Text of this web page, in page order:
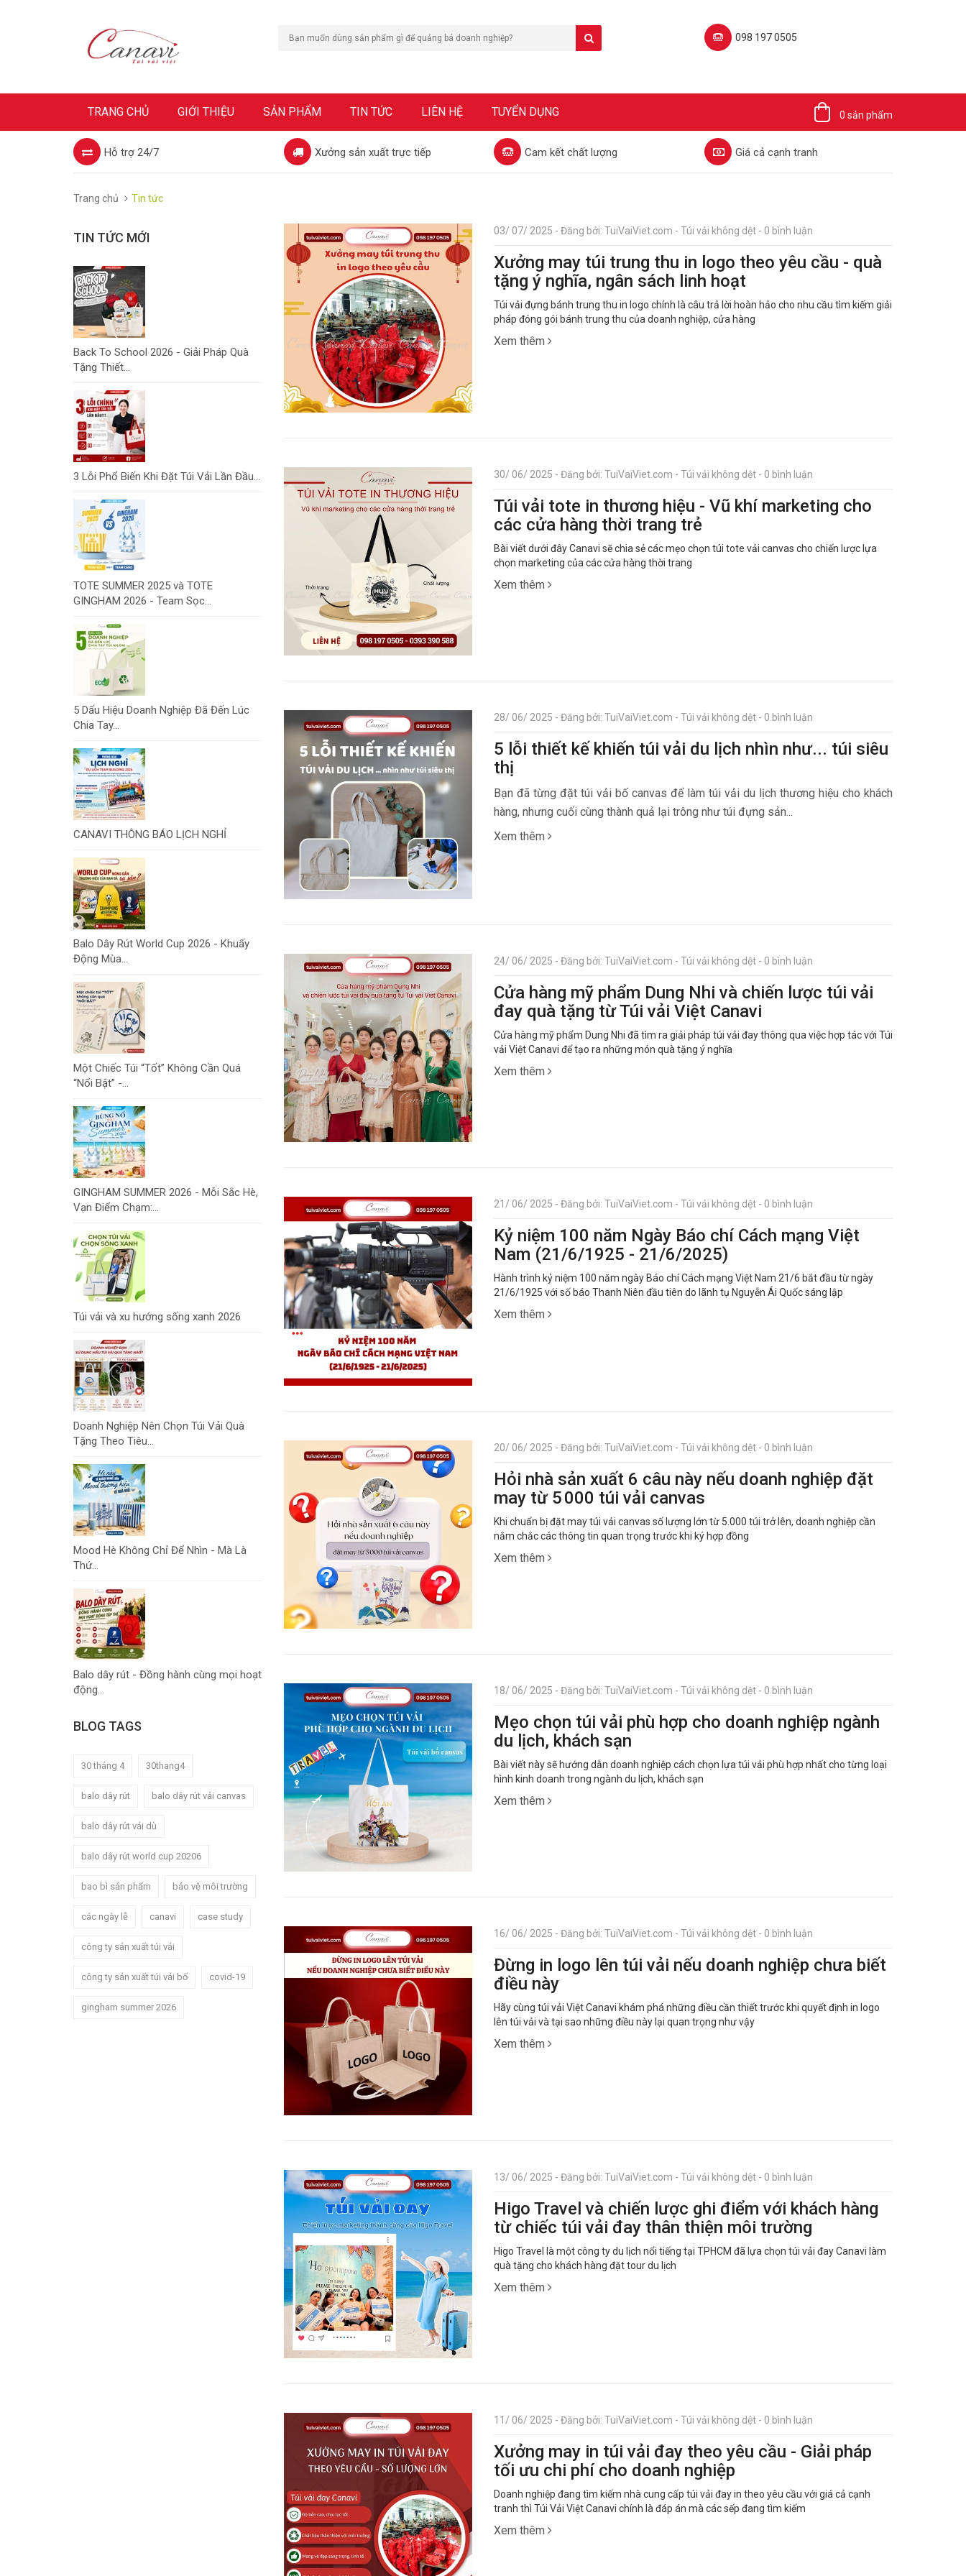
098 197 0505‬
TRANG CHỦ GIỚI THIỆU SẢN PHẨM TIN TỨC LIÊN HỆ TUYỂN DỤNG 0 sản phẩm
Hỗ trợ 24/7 Xưởng sản xuất trực tiếp Cam kết chất lượng Giá cả cạnh tranh
Trang chủ Tin tức
TIN TỨC MỚI
Back To School 2026 - Giải Pháp Quà
Tặng Thiết...
3 Lỗi Phổ Biến Khi Đặt Túi Vải Lần Đầu...
TOTE SUMMER 2025 và TOTE
GINGHAM 2026 - Team Sọc...
5 Dấu Hiệu Doanh Nghiệp Đã Đến Lúc
Chia Tay...
CANAVI THÔNG BÁO LỊCH NGHỈ
Balo Dây Rút World Cup 2026 - Khuấy
Động Mùa...
Một Chiếc Túi “Tốt” Không Cần Quá
“Nổi Bật” -...
GINGHAM SUMMER 2026 - Mỗi Sắc Hè,
Vạn Điểm Chạm:...
Túi vải và xu hướng sống xanh 2026
Doanh Nghiệp Nên Chọn Túi Vải Quà
Tặng Theo Tiêu...
Mood Hè Không Chỉ Để Nhìn - Mà Là
Thứ...
Balo dây rút - Đồng hành cùng mọi hoạt
động...
BLOG TAGS
30 tháng 4 30thang4
balo dây rút balo dây rút vải canvas
balo dây rút vải dù
balo dây rút world cup 20206
bao bì sản phẩm bảo vệ môi trường
các ngày lễ canavi case study
công ty sản xuất túi vải
công ty sản xuất túi vải bố covid-19
gingham summer 2026
03/ 07/ 2025 - Đăng bởi: TuiVaiViet.com - Túi vải không dệt - 0 bình luận
Xưởng may túi trung thu in logo theo yêu cầu - quà
tặng ý nghĩa, ngân sách linh hoạt
Túi vải đựng bánh trung thu in logo chính là câu trả lời hoàn hảo cho nhu cầu tìm kiếm giải
pháp đóng gói bánh trung thu của doanh nghiệp, cửa hàng
Xem thêm
30/ 06/ 2025 - Đăng bởi: TuiVaiViet.com - Túi vải không dệt - 0 bình luận
Túi vải tote in thương hiệu - Vũ khí marketing cho
các cửa hàng thời trang trẻ
Bài viết dưới đây Canavi sẽ chia sẻ các mẹo chọn túi tote vải canvas cho chiến lược lựa
chọn marketing của các cửa hàng thời trang
Xem thêm
28/ 06/ 2025 - Đăng bởi: TuiVaiViet.com - Túi vải không dệt - 0 bình luận
5 lỗi thiết kế khiến túi vải du lịch nhìn như... túi siêu
thị
Bạn đã từng đặt túi vải bố canvas để làm túi vải du lịch thương hiệu cho khách
hàng, nhưng cuối cùng thành quả lại trông như túi đựng sản...
Xem thêm
24/ 06/ 2025 - Đăng bởi: TuiVaiViet.com - Túi vải không dệt - 0 bình luận
Cửa hàng mỹ phẩm Dung Nhi và chiến lược túi vải
đay quà tặng từ Túi vải Việt Canavi
Cửa hàng mỹ phẩm Dung Nhi đã tìm ra giải pháp túi vải đay thông qua việc hợp tác với Túi
vải Việt Canavi để tạo ra những món quà tặng ý nghĩa
Xem thêm
21/ 06/ 2025 - Đăng bởi: TuiVaiViet.com - Túi vải không dệt - 0 bình luận
Kỷ niệm 100 năm Ngày Báo chí Cách mạng Việt
Nam (21/6/1925 - 21/6/2025)
Hành trình kỷ niệm 100 năm ngày Báo chí Cách mạng Việt Nam 21/6 bắt đầu từ ngày
21/6/1925 với số báo Thanh Niên đầu tiên do lãnh tụ Nguyễn Ái Quốc sáng lập
Xem thêm
20/ 06/ 2025 - Đăng bởi: TuiVaiViet.com - Túi vải không dệt - 0 bình luận
Hỏi nhà sản xuất 6 câu này nếu doanh nghiệp đặt
may từ 5 000 túi vải canvas
Khi chuẩn bị đặt may túi vải canvas số lượng lớn từ 5.000 túi trở lên, doanh nghiệp cần
nắm chắc các thông tin quan trọng trước khi ký hợp đồng
Xem thêm
18/ 06/ 2025 - Đăng bởi: TuiVaiViet.com - Túi vải không dệt - 0 bình luận
Mẹo chọn túi vải phù hợp cho doanh nghiệp ngành
du lịch, khách sạn
Bài viết này sẽ hướng dẫn doanh nghiệp cách chọn lựa túi vải phù hợp nhất cho từng loại
hình kinh doanh trong ngành du lịch, khách sạn
Xem thêm
16/ 06/ 2025 - Đăng bởi: TuiVaiViet.com - Túi vải không dệt - 0 bình luận
Đừng in logo lên túi vải nếu doanh nghiệp chưa biết
điều này
Hãy cùng túi vải Việt Canavi khám phá những điều cần thiết trước khi quyết định in logo
lên túi vải và tại sao những điều này lại quan trọng như vậy
Xem thêm
13/ 06/ 2025 - Đăng bởi: TuiVaiViet.com - Túi vải không dệt - 0 bình luận
Higo Travel và chiến lược ghi điểm với khách hàng
từ chiếc túi vải đay thân thiện môi trường
Higo Travel là một công ty du lịch nổi tiếng tại TPHCM đã lựa chọn túi vải đay Canavi làm
quà tặng cho khách hàng đặt tour du lịch
Xem thêm
11/ 06/ 2025 - Đăng bởi: TuiVaiViet.com - Túi vải không dệt - 0 bình luận
Xưởng may in túi vải đay theo yêu cầu - Giải pháp
tối ưu chi phí cho doanh nghiệp
Doanh nghiệp đang tìm kiếm nhà cung cấp túi vải đay in theo yêu cầu với giá cả cạnh
tranh thì Túi Vải Việt Canavi chính là đáp án mà các sếp đang tìm kiếm
Xem thêm